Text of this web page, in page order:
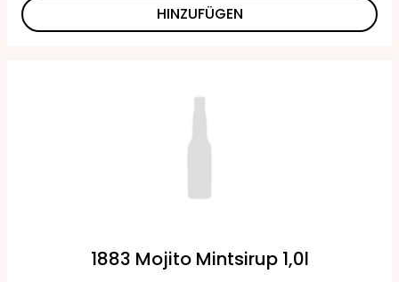
HINZUFÜGEN
1883 Mojito Mintsirup 1,0l